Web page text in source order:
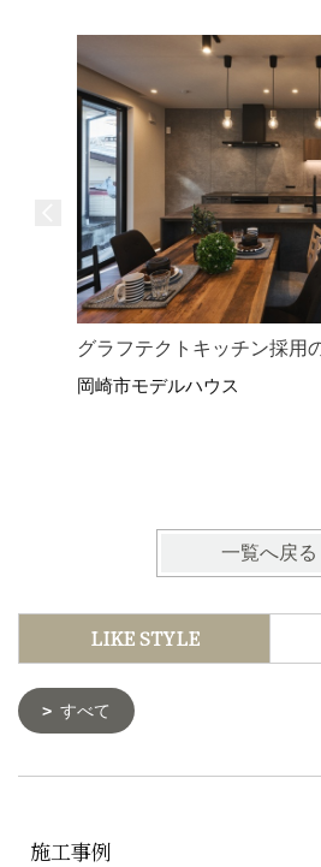
グラフテクトキッチン採用
岡崎市モデルハウス
一覧へ戻る
LIKE STYLE
すべて
施工事例